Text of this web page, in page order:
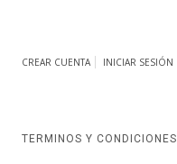
CREAR CUENTA INICIAR SESIÓN
TERMINOS Y CONDICIONES